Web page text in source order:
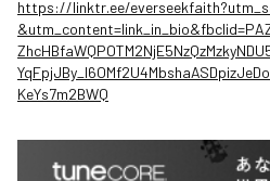
https://linktr.ee/
KeYs7m2BWQ